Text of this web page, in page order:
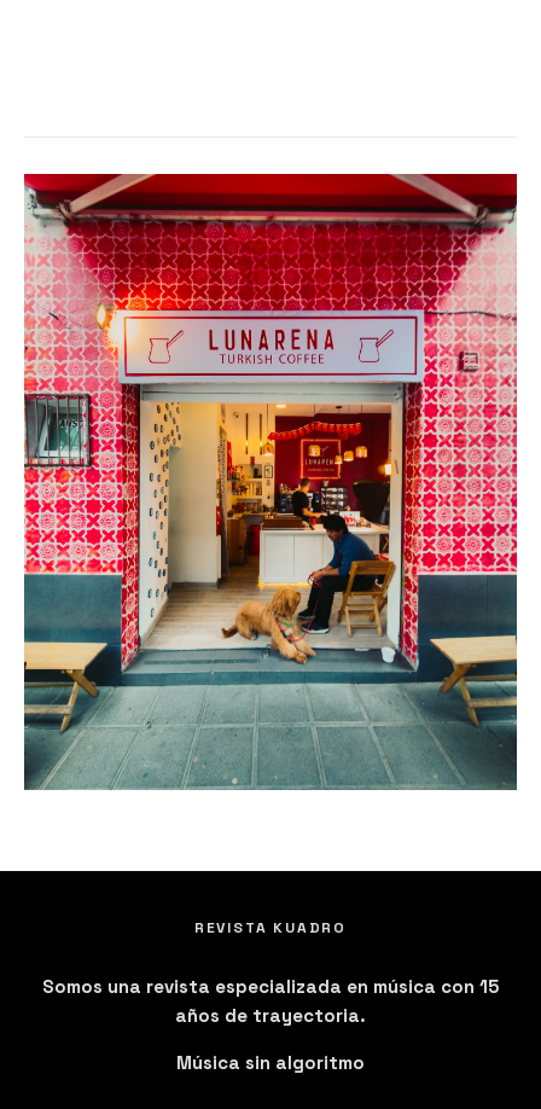
REVISTA KUADRO
Somos una revista especializada en música con 15
años de trayectoria.
Música sin algoritmo